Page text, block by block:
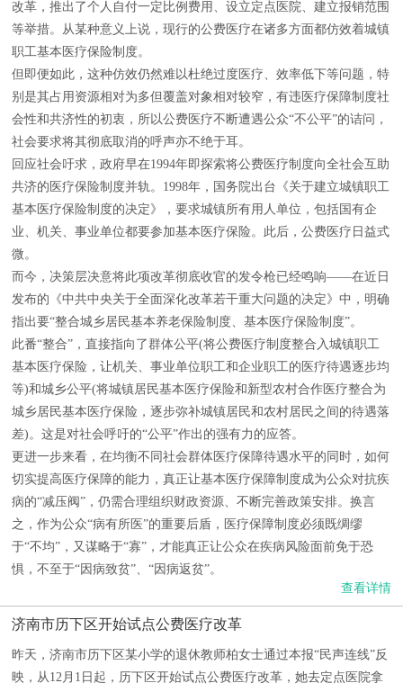
改革，推出了个人自付一定比例费用、设立定点医院、建立报销范围
等举措。从某种意义上说，现行的公费医疗在诸多方面都仿效着城镇
职工基本医疗保险制度。
但即便如此，这种仿效仍然难以杜绝过度医疗、效率低下等问题，特
别是其占用资源相对为多但覆盖对象相对较窄，有违医疗保障制度社
会性和共济性的初衷，所以公费医疗不断遭遇公众“不公平”的诘问，
社会要求将其彻底取消的呼声亦不绝于耳。
回应社会吁求，政府早在1994年即探索将公费医疗制度向全社会互助
共济的医疗保险制度并轨。1998年，国务院出台《关于建立城镇职工
基本医疗保险制度的决定》，要求城镇所有用人单位，包括国有企
业、机关、事业单位都要参加基本医疗保险。此后，公费医疗日益式
微。
而今，决策层决意将此项改革彻底收官的发令枪已经鸣响——在近日
发布的《中共中央关于全面深化改革若干重大问题的决定》中，明确
指出要“整合城乡居民基本养老保险制度、基本医疗保险制度”。
此番“整合”，直接指向了群体公平(将公费医疗制度整合入城镇职工
基本医疗保险，让机关、事业单位职工和企业职工的医疗待遇逐步均
等)和城乡公平(将城镇居民基本医疗保险和新型农村合作医疗整合为
城乡居民基本医疗保险，逐步弥补城镇居民和农村居民之间的待遇落
差)。这是对社会呼吁的“公平”作出的强有力的应答。
更进一步来看，在均衡不同社会群体医疗保障待遇水平的同时，如何
切实提高医疗保障的能力，真正让基本医疗保障制度成为公众对抗疾
病的“减压阀”，仍需合理组织财政资源、不断完善政策安排。换言
之，作为公众“病有所医”的重要后盾，医疗保障制度必须既绸缪
于“不均”，又谋略于“寡”，才能真正让公众在疾病风险面前免于恐
惧，不至于“因病致贫”、“因病返贫”。
查看详情
济南市历下区开始试点公费医疗改革
昨天，济南市历下区某小学的退休教师柏女士通过本报“民声连线”反
映，从12月1日起，历下区开始试点公费医疗改革，她去定点医院拿